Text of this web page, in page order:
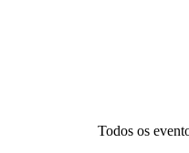
Todos os